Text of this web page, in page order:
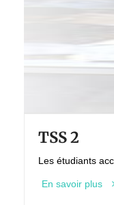
TSS 2
Les étudiants
En savoir plus